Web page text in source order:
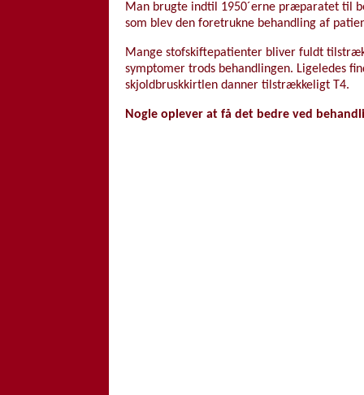
Man brugte indtil 1950´erne præparatet til
som blev den foretrukne behandling af
Mange stofskiftepatienter bliver fuldt
symptomer trods behandlingen. Ligeledes
skjoldbruskkirtlen danner tilstrækkeligt T4.
Nogle oplever at få det bedre ved